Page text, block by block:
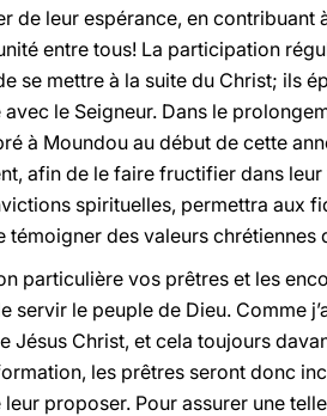
leur espérance, en contribuant
entre tous! La participation
se mettre à la suite du Christ; ils
le Seigneur. Dans le
à Moundou au début de cette
afin de le faire fructifier dans
spirituelles, permettra aux
témoigner des valeurs chrétiennes
particulière vos prêtres et les
servir le peuple de Dieu. Comme
Jésus Christ, et cela toujours
les prêtres seront donc
leur proposer. Pour assurer une